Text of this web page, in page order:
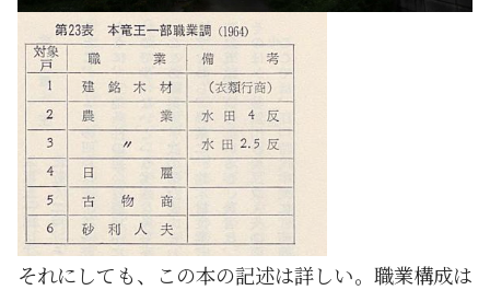
それにしても、この本の記述は詳しい。職業構成は